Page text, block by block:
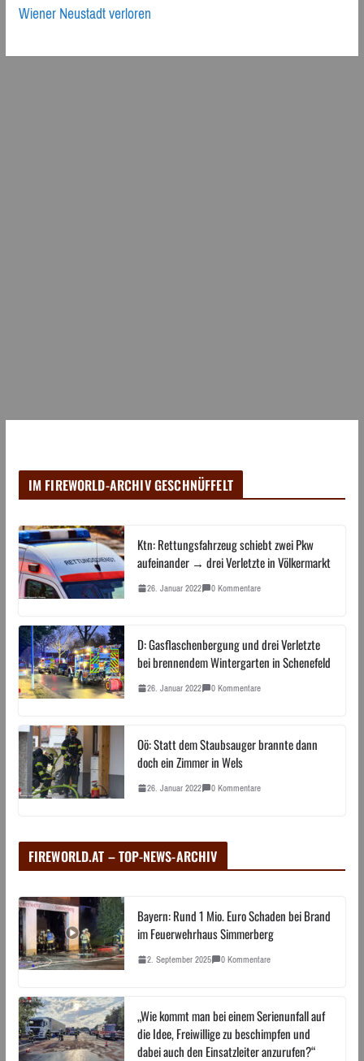
Wiener Neustadt verloren
IM FIREWORLD-ARCHIV GESCHNÜFFELT
Ktn: Rettungsfahrzeug schiebt zwei Pkw
aufeinander → drei Verletzte in Völkermarkt
26. Januar 2022 0 Kommentare
D: Gasflaschenbergung und drei Verletzte
bei brennendem Wintergarten in Schenefeld
26. Januar 2022 0 Kommentare
Oö: Statt dem Staubsauger brannte dann
doch ein Zimmer in Wels
26. Januar 2022 0 Kommentare
FIREWORLD.AT – TOP-NEWS-ARCHIV
Bayern: Rund 1 Mio. Euro Schaden bei Brand
im Feuerwehrhaus Simmerberg
2. September 2025 0 Kommentare
„Wie kommt man bei einem Serienunfall auf
die Idee, Freiwillige zu beschimpfen und
dabei auch den Einsatzleiter anzurufen?“